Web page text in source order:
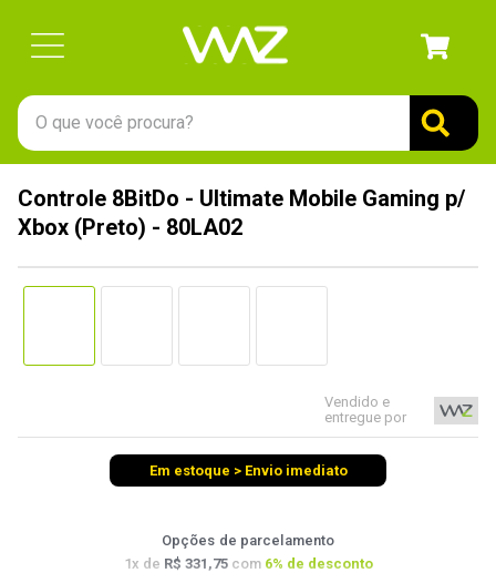
O que você procura?
Controle 8BitDo - Ultimate Mobile Gaming p/
Xbox (Preto) - 80LA02
Vendido e
entregue por
Em estoque > Envio imediato
Opções de parcelamento
1x de R$ 331,75com 6% de desconto
1º
gabinete
3º
teclado
5º
openbox
7º
jonsbo
8º
fractal
10 º hd